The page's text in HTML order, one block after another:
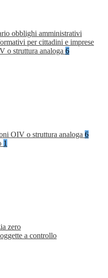
obblighi amministrativi
per cittadini e imprese
o struttura analoga 6
OIV o struttura analoga 6
1
zero
a controllo